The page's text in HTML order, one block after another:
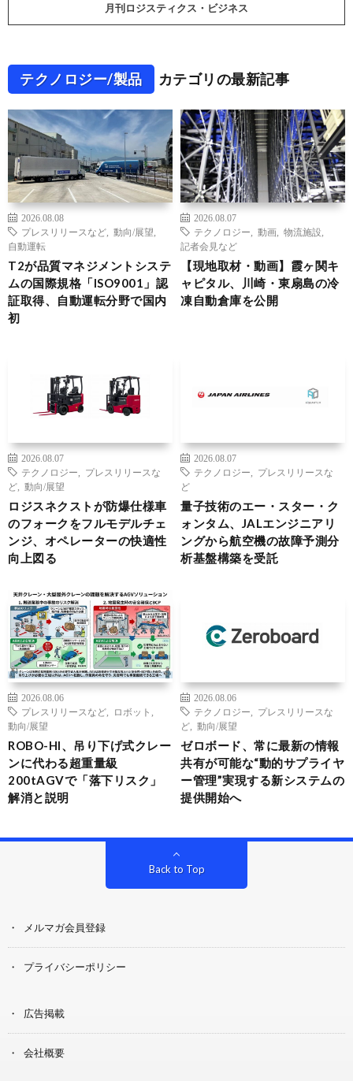
月刊ロジスティクス・ビジネス
テクノロジー/製品 カテゴリの最新記事
2026.08.08
プレスリリースなど
動向/展望
自動運転
T2が品質マネジメントシステ
ムの国際規格「ISO9001」認
証取得、自動運転分野で国内
初
2026.08.07
テクノロジー
動画 物流施設
記者会見など
【現地取材・動画】霞ヶ関キ
ャピタル、川崎・東扇島の冷
凍自動倉庫を公開
2026.08.07
テクノロジー
プレスリリースな
ど
動向/展望
ロジスネクストが防爆仕様車
のフォークをフルモデルチェ
ンジ、オペレーターの快適性
向上図る
2026.08.07
テクノロジー
プレスリリースな
ど
量子技術のエー・スター・ク
ォンタム、JALエンジニアリ
ングから航空機の故障予測分
析基盤構築を受託
2026.08.06
プレスリリースなど
ロボット
動向/展望
ROBO-HI、吊り下げ式クレー
ンに代わる超重量級
200tAGVで「落下リスク」
解消と説明
2026.08.06
テクノロジー
プレスリリースな
ど
動向/展望
ゼロボード、常に最新の情報
共有が可能な“動的サプライヤ
ー管理”実現する新システムの
提供開始へ
Back to Top
メルマガ会員登録
プライバシーポリシー
広告掲載
会社概要